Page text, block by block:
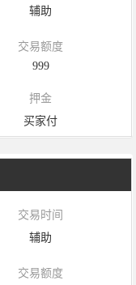
辅助
交易额度
999
押金
买家付
交易时间
辅助
交易额度